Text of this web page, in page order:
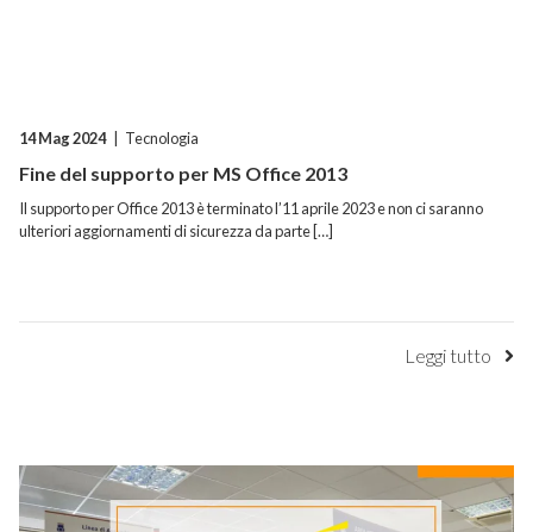
14 Mag 2024 Tecnologia
Fine del supporto per MS Office 2013
Il supporto per Office 2013 è terminato l’11 aprile 2023 e non ci saranno
ulteriori aggiornamenti di sicurezza da parte […]
Leggi tutto